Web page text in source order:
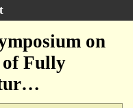
on
of Fully